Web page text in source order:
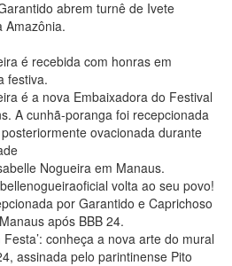
abrem turnê de Ivete
Amazônia.
é recebida com honras em
festiva.
é a nova Embaixadora do Festival
A cunhã-poranga foi recepcionada
ovacionada durante
Nogueira em Manaus.
volta ao seu povo!
por Garantido e Caprichoso
após BBB 24.
conheça a nova arte do mural
assinada pelo parintinense Pito